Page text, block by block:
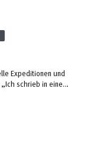
Expeditionen und
schrieb in einem